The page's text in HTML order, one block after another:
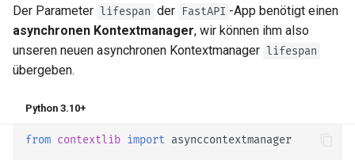
Der Parameter lifespan der FastAPI -App benötigt einen
asynchronen Kontextmanager, wir können ihm also
unseren neuen asynchronen Kontextmanager lifespan
übergeben.
Python 3.10+
from contextlib import asynccontextmanager